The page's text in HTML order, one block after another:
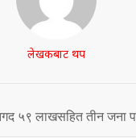
लेखकबाट थप
५९ लाखसहित तीन जना